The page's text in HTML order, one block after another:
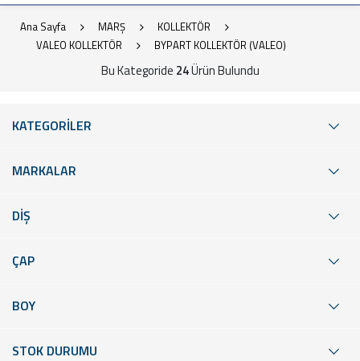
Ana Sayfa MARŞ
KOLLEKTÖR
VALEO KOLLEKTÖR
BYPART KOLLEKTÖR (VALEO)
Bu Kategoride 24Ürün Bulundu
KATEGORİLER
MARKALAR
DİŞ
ÇAP
BOY
STOK DURUMU